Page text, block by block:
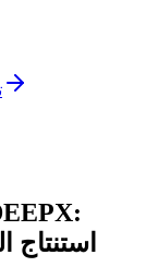
استنتاج